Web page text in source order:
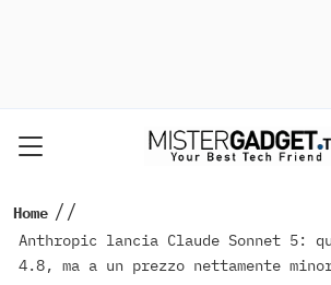
Home //
Anthropic lancia Claude Sonnet 5:
4.8, ma a un prezzo nettamente